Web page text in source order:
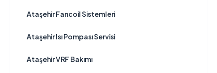
Ataşehir Fancoil Sistemleri
Ataşehir Isı Pompası Servisi
Ataşehir VRF Bakımı